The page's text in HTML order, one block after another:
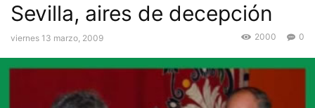
Sevilla, aires de decepción
viernes 13 marzo, 2009 0
2000